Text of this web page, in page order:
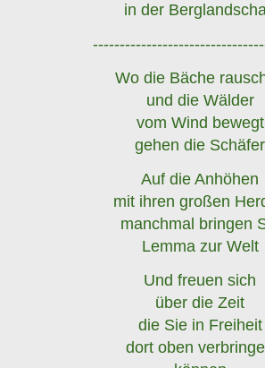
in der
Wo die Bäche
und die Wälder
vom Wind bewegt
gehen die Schäfer
Auf die Anhöhen
mit ihren großen
manchmal bringen
Lemma zur Welt
Und freuen sich
über die Zeit
die Sie in Freiheit
dort oben